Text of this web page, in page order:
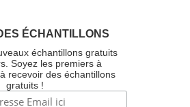
ÉCHANTILLONS
échantillons gratuits
Soyez les premiers à
recevoir des échantillons
gratuits !